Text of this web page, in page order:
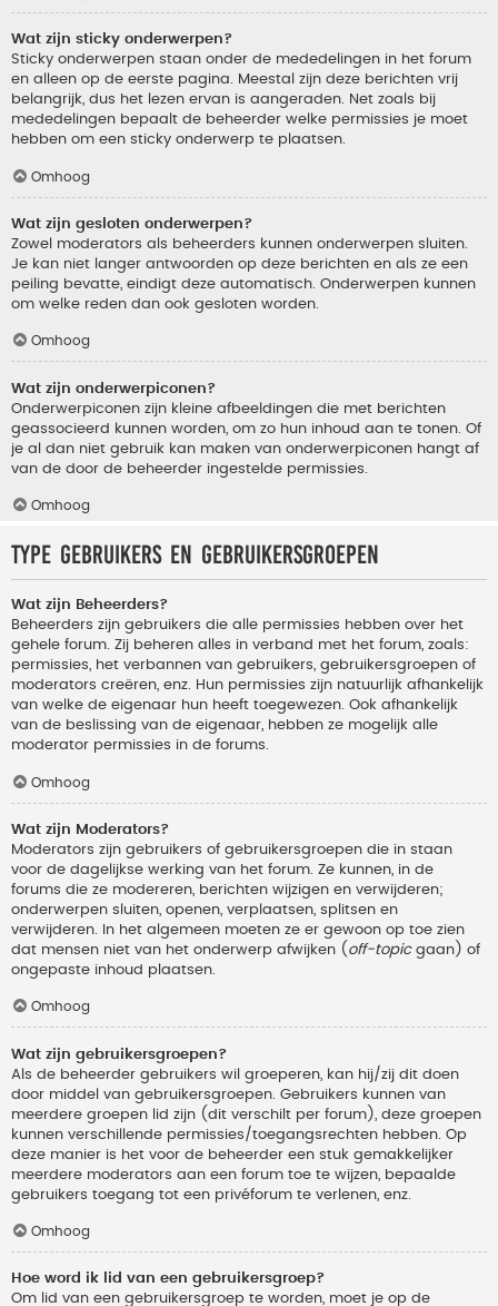
Wat zijn sticky onderwerpen?
Sticky onderwerpen staan onder de mededelingen in het forum
en alleen op de eerste pagina. Meestal zijn deze berichten vrij
belangrijk, dus het lezen ervan is aangeraden. Net zoals bij
mededelingen bepaalt de beheerder welke permissies je moet
hebben om een sticky onderwerp te plaatsen.
Omhoog
Wat zijn gesloten onderwerpen?
Zowel moderators als beheerders kunnen onderwerpen sluiten.
Je kan niet langer antwoorden op deze berichten en als ze een
peiling bevatte, eindigt deze automatisch. Onderwerpen kunnen
om welke reden dan ook gesloten worden.
Omhoog
Wat zijn onderwerpiconen?
Onderwerpiconen zijn kleine afbeeldingen die met berichten
geassocieerd kunnen worden, om zo hun inhoud aan te tonen. Of
je al dan niet gebruik kan maken van onderwerpiconen hangt af
van de door de beheerder ingestelde permissies.
Omhoog
Type gebruikers en gebruikersgroepen
Wat zijn Beheerders?
Beheerders zijn gebruikers die alle permissies hebben over het
gehele forum. Zij beheren alles in verband met het forum, zoals:
permissies, het verbannen van gebruikers, gebruikersgroepen of
moderators creëren, enz. Hun permissies zijn natuurlijk afhankelijk
van welke de eigenaar hun heeft toegewezen. Ook afhankelijk
van de beslissing van de eigenaar, hebben ze mogelijk alle
moderator permissies in de forums.
Omhoog
Wat zijn Moderators?
Moderators zijn gebruikers of gebruikersgroepen die in staan
voor de dagelijkse werking van het forum. Ze kunnen, in de
forums die ze modereren, berichten wijzigen en verwijderen;
onderwerpen sluiten, openen, verplaatsen, splitsen en
verwijderen. In het algemeen moeten ze er gewoon op toe zien
dat mensen niet van het onderwerp afwijken ( off-topicgaan) of
ongepaste inhoud plaatsen.
Omhoog
Wat zijn gebruikersgroepen?
Als de beheerder gebruikers wil groeperen, kan hij/zij dit doen
door middel van gebruikersgroepen. Gebruikers kunnen van
meerdere groepen lid zijn (dit verschilt per forum), deze groepen
kunnen verschillende permissies/toegangsrechten hebben. Op
deze manier is het voor de beheerder een stuk gemakkelijker
meerdere moderators aan een forum toe te wijzen, bepaalde
gebruikers toegang tot een privéforum te verlenen, enz.
Omhoog
Hoe word ik lid van een gebruikersgroep?
Om lid van een gebruikersgroep te worden, moet je op de